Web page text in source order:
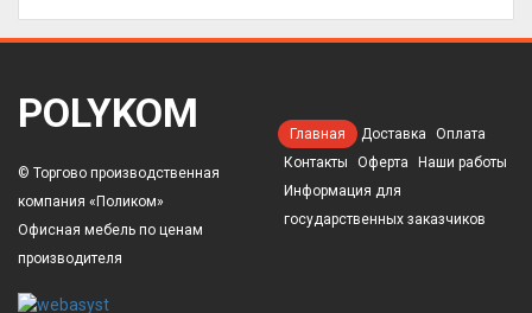
POLYKOM
© Торгово производственная
компания «Поликом»
Офисная мебель по ценам
производителя
Главная Доставка
Оплата
Контакты
Оферта
Наши работы
Информация для
государственных заказчиков